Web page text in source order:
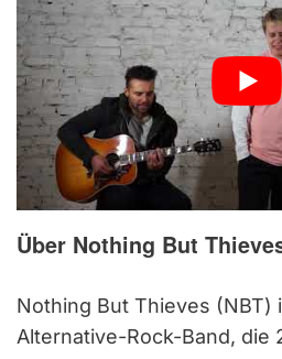
Über Nothing But
Nothing But Thieves (NBT)
Alternative-Rock-Band, die